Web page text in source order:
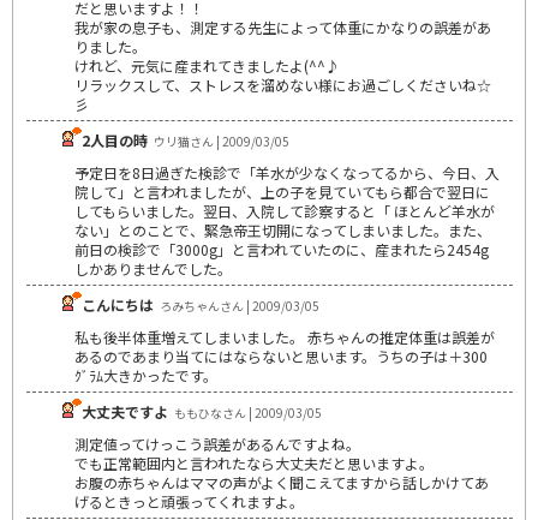
だと思いますよ！！
我が家の息子も、測定する先生によって体重にかなりの誤差があ
りました。
けれど、元気に産まれてきましたよ(^^♪
リラックスして、ストレスを溜めない様にお過ごしくださいね☆
彡
2人目の時 ウリ猫さん | 2009/03/05
予定日を8日過ぎた検診で「羊水が少なくなってるから、今日、入
院して」と言われましたが、上の子を見ていてもら都合で翌日に
してもらいました。翌日、入院して診察すると「 ほとんど羊水が
ない」とのことで、緊急帝王切開になってしまいました。また、
前日の検診で「3000g」と言われていたのに、産まれたら2454g
しかありませんでした。
こんにちは ろみちゃんさん | 2009/03/05
私も後半体重増えてしまいました。 赤ちゃんの推定体重は誤差が
あるのであまり当てにはならないと思います。うちの子は＋300
ｸﾞﾗﾑ大きかったです。
大丈夫ですよ ももひなさん | 2009/03/05
測定値ってけっこう誤差があるんですよね。
でも正常範囲内と言われたなら大丈夫だと思いますよ。
お腹の赤ちゃんはママの声がよく聞こえてますから話しかけてあ
げるときっと頑張ってくれますよ。